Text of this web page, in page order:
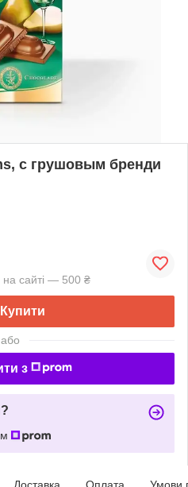
с грушовым бренди
на сайті — 500 ₴
Купити
або
з
Доставка Оплата Умови